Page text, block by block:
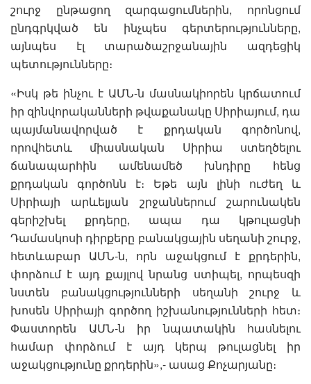
շուրջ ընթացող զարգացումներին, որոնցում
ընդգրկված են ինչպես գերտերությունները,
այնպես էլ տարածաշրջանային ազդեցիկ
պետությունները։
«Իսկ թե ինչու է ԱՄՆ-ն մասնակիորեն կրճատում
իր զինվորականների թվաքանակը Սիրիայում, դա
պայմանավորված է քրդական գործոնով,
որովհետև միասնական Սիրիա ստեղծելու
ճանապարհին ամենամեծ խնդիրը հենց
քրդական գործոնն է։ Եթե այն լինի ուժեղ և
Սիրիայի արևելյան շրջաններում շարունակեն
գերիշխել քրդերը, ապա դա կթուլացնի
Դամասկոսի դիրքերը բանակցային սեղանի շուրջ,
հետևաբար ԱՄՆ-ն, որն աջակցում է քրդերին,
փորձում է այդ քայլով նրանց ստիպել, որպեսզի
նստեն բանակցությունների սեղանի շուրջ և
խոսեն Սիրիայի գործող իշխանությունների հետ։
Փաստորեն ԱՄՆ-ն իր նպատակին հասնելու
համար փորձում է այդ կերպ թուլացնել իր
աջակցությունը քրդերին»,- ասաց Քոչարյանը։